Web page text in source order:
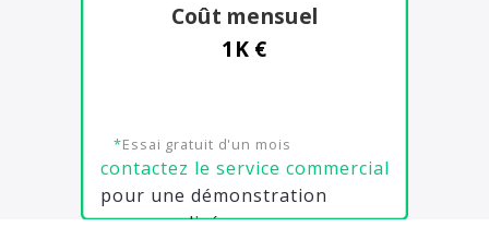
Coût mensuel
1K €
*Essai gratuit d'un mois
contactez le service commercial
pour une démonstration
personnalisée